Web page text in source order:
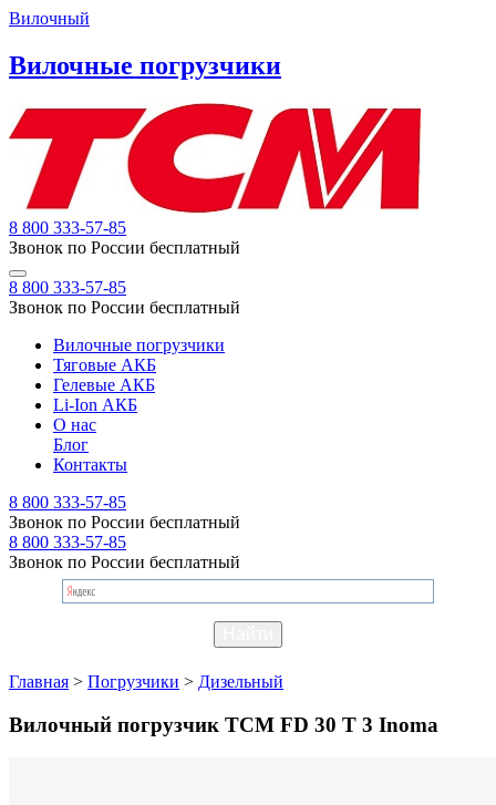
Вилочный
Вилочные погрузчики
8 800 333-57-85
Звонок по России бесплатный
8 800 333-57-85
Звонок по России бесплатный
Вилочные погрузчики
Тяговые АКБ
Гелевые АКБ
Li-Ion АКБ
О нас
Блог
Контакты
8 800 333-57-85
Звонок по России бесплатный
8 800 333-57-85
Звонок по России бесплатный
Главная > Погрузчики > Дизельный
Вилочный погрузчик TCM FD 30 T 3 Inoma